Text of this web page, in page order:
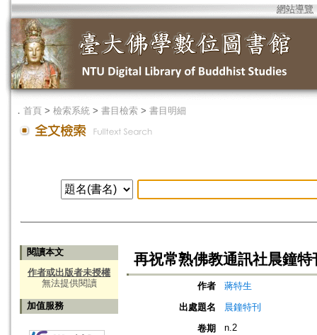
網站導覽
． 首頁 > 檢索系統 > 書目檢索 > 書目明細
閱讀本文
作者或出版者未授權
無法提供閱讀
加值服務
再祝常熟佛教通訊社晨鐘特
作者
蔣特生
出處題名
晨鐘特刊
卷期
n.2